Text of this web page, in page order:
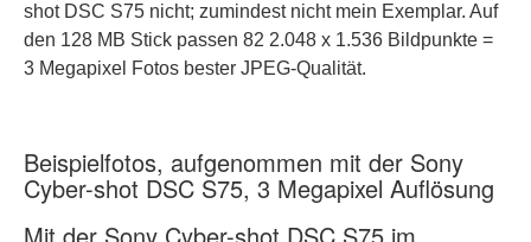
shot DSC S75 nicht; zumindest nicht mein Exemplar. Auf
den 128 MB Stick passen 82 2.048 x 1.536 Bildpunkte =
3 Megapixel Fotos bester JPEG-Qualität.
Beispielfotos, aufgenommen mit der Sony
Cyber-shot DSC S75, 3 Megapixel Auflösung